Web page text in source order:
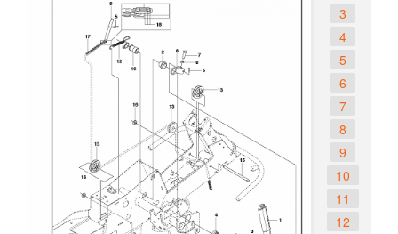
3
4
5
6
7
8
9
10
11
12